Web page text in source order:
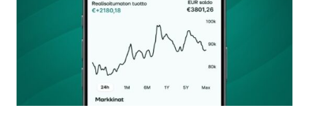
Nimesi tai nimimerkkisi
Sähköpostiosoitteesi